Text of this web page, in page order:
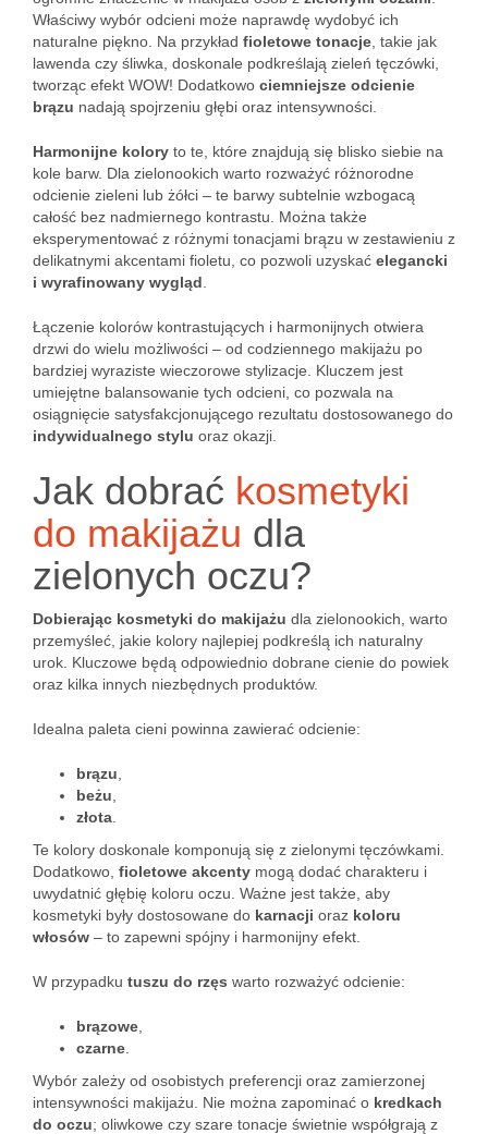
Właściwy wybór odcieni może naprawdę wydobyć ich
naturalne piękno. Na przykład fioletowe tonacje , takie jak
lawenda czy śliwka, doskonale podkreślają zieleń tęczówki,
tworząc efekt WOW! Dodatkowo ciemniejsze odcienie
brązu nadają spojrzeniu głębi oraz intensywności.
Harmonijne kolory to te, które znajdują się blisko siebie na
kole barw. Dla zielonookich warto rozważyć różnorodne
odcienie zieleni lub żółci – te barwy subtelnie wzbogacą
całość bez nadmiernego kontrastu. Można także
eksperymentować z różnymi tonacjami brązu w zestawieniu z
delikatnymi akcentami fioletu, co pozwoli uzyskać elegancki
i wyrafinowany wygląd
Łączenie kolorów kontrastujących i harmonijnych otwiera
drzwi do wielu możliwości – od codziennego makijażu po
bardziej wyraziste wieczorowe stylizacje. Kluczem jest
umiejętne balansowanie tych odcieni, co pozwala na
osiągnięcie satysfakcjonującego rezultatu dostosowanego do
indywidualnego stylu oraz okazji.
Jak dobrać kosmetyki
do makijażu dla
zielonych oczu?
Dobierając kosmetyki do makijażu dla zielonookich, warto
przemyśleć, jakie kolory najlepiej podkreślą ich naturalny
urok. Kluczowe będą odpowiednio dobrane cienie do powiek
oraz kilka innych niezbędnych produktów.
Idealna paleta cieni powinna zawierać odcienie:
brązu
beżu
złota
Te kolory doskonale komponują się z zielonymi tęczówkami.
Dodatkowo, fioletowe akcenty mogą dodać charakteru i
uwydatnić głębię koloru oczu. Ważne jest także, aby
kosmetyki były dostosowane do karnacji oraz koloru
włosów – to zapewni spójny i harmonijny efekt.
W przypadku tuszu do rzęs warto rozważyć odcienie:
brązowe
czarne
Wybór zależy od osobistych preferencji oraz zamierzonej
intensywności makijażu. Nie można zapominać o kredkach
do oczu; oliwkowe czy szare tonacje świetnie współgrają z